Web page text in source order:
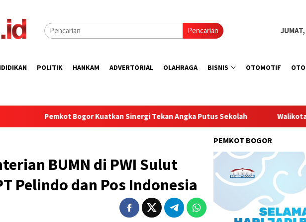
Pencarian
POLITIK HANKAM ADVERTORIAL OLAHRAGA BISNIS OTOMOTIF
Bogor Kuatkan Sinergi Tekan Angka Putus Sekolah Walikota Bogor Tinjau
BUMN di PWI Sulut
Pelindo dan Pos Indonesia
PEMKOT BOGOR